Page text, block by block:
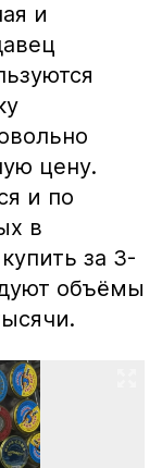
и
цену.
и по
в
за 3-
объёмы